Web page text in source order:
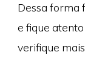
Dessa forma
e fique
verifique